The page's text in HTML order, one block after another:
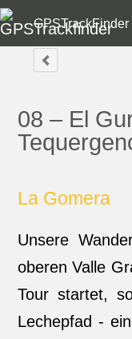
GPSTrackFinder
08 – El
La Gomera
Unsere
oberen Valle
Tour startet,
Lechepfad -